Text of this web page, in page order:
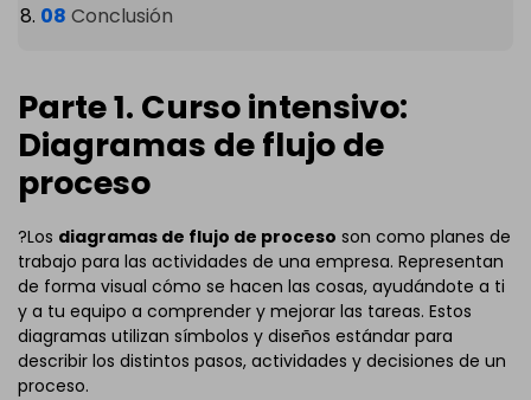
Conclusión
Parte 1. Curso intensivo:
Diagramas de flujo de
proceso
?Los diagramas de flujo de proceso son como planes de
trabajo para las actividades de una empresa. Representan
de forma visual cómo se hacen las cosas, ayudándote a ti
y a tu equipo a comprender y mejorar las tareas. Estos
diagramas utilizan símbolos y diseños estándar para
describir los distintos pasos, actividades y decisiones de un
proceso.